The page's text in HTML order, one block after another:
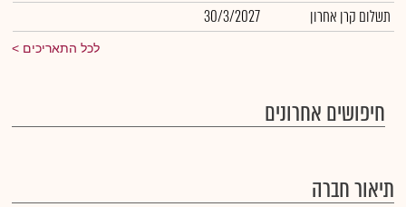
תשלום קרן אחרון
30/3/2027
לכל התאריכים
חיפושים אחרונים
תיאור חברה